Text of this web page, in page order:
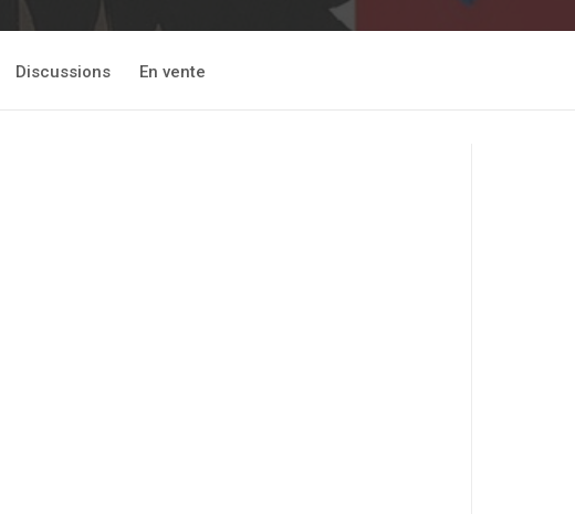
Discussions En vente